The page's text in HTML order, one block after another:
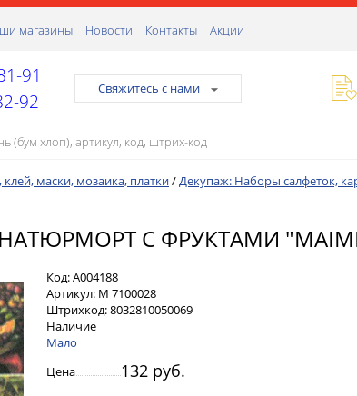
магазины Новости Контакты Акции
91
92
Свяжитесь с нами
маски, мозаика, платки/Декупаж: Наборы салфеток,
С ФРУКТАМИ
Код:А004188
Артикул: M 7100028
Штрихкод:8032810050069
Наличие
Мало
Цена
132 руб.